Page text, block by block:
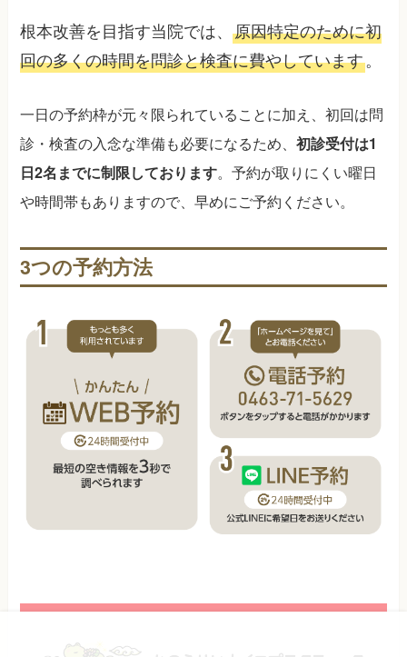
根本改善を目指す当院では、原因特定のために初
回の多くの時間を問診と検査に費やしています。
一日の予約枠が元々限られていることに加え、初回は問
診・検査の入念な準備も必要になるため、初診受付は1
日2名までに制限しております。予約が取りにくい曜日
や時間帯もありますので、早めにご予約ください。
3つの予約方法